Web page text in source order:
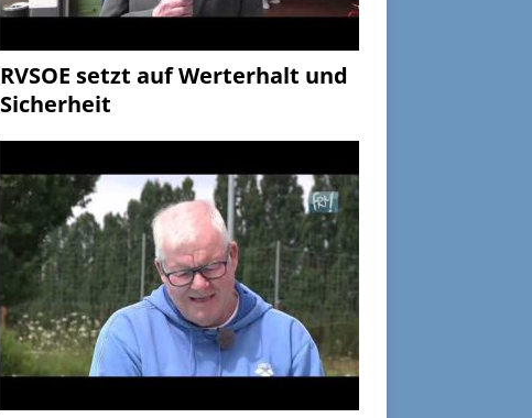
RVSOE setzt auf Werterhalt und
Sicherheit